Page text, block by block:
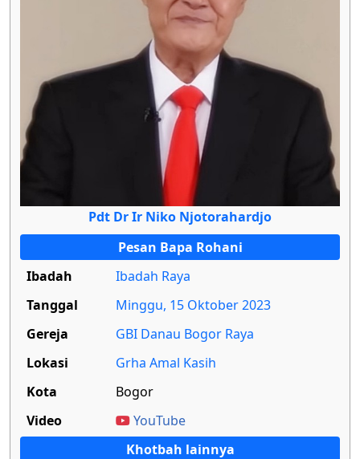
Pdt Dr Ir Niko Njotorahardjo
Pesan Bapa Rohani
Ibadah
Ibadah Raya
Tanggal
Minggu, 15 Oktober 2023
Gereja
GBI Danau Bogor Raya
Lokasi
Grha Amal Kasih
Kota
Bogor
Video
YouTube
Khotbah lainnya